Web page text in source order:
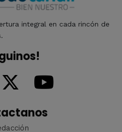
integral en cada rincón de